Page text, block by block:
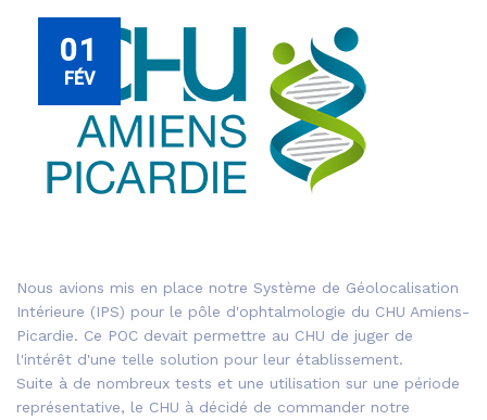
01
FÉV
Nous avions mis en place notre Système de Géolocalisation
Intérieure (IPS) pour le pôle d'ophtalmologie du CHU Amiens-
Picardie. Ce POC devait permettre au CHU de juger de
l'intérêt d'une telle solution pour leur établissement.
Suite à de nombreux tests et une utilisation sur une période
représentative, le CHU à décidé de commander notre